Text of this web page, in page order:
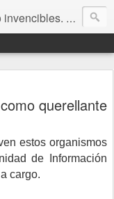
como aquellos que no se rinden”. Frida Kahlo
querellante
estos organismos
de Información
cargo.